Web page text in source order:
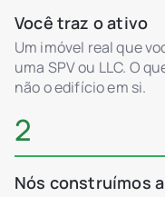
Você traz o ativo
Um imóvel real que
uma SPV ou LLC. O
não o edifício em si.
2
Nós construímos